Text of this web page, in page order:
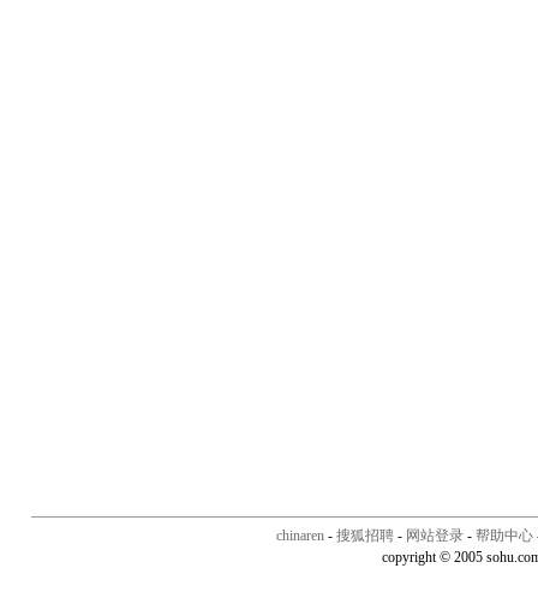
chinaren - 搜狐招聘 - 网站登录 - 帮助中心
copyright © 2005